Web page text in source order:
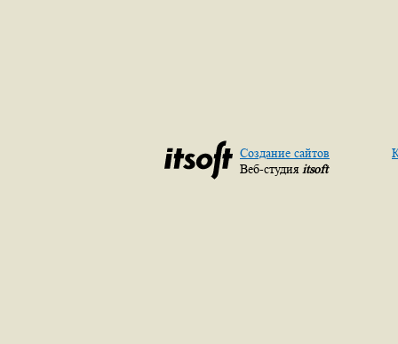
Создание сайтов
Веб-студия itsoft